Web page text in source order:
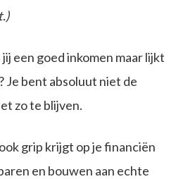
een goed inkomen maar lijkt
Je bent absoluut niet de
zo te blijven.
grip krijgt op je financiën
en bouwen aan echte